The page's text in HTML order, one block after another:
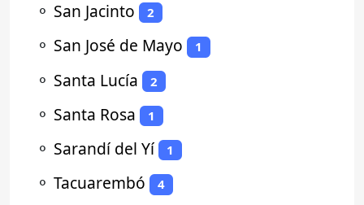
⚬ San Jacinto 2
⚬ San José de Mayo 1
⚬ Santa Lucía 2
⚬ Santa Rosa 1
⚬ Sarandí del Yí 1
⚬ Tacuarembó 4